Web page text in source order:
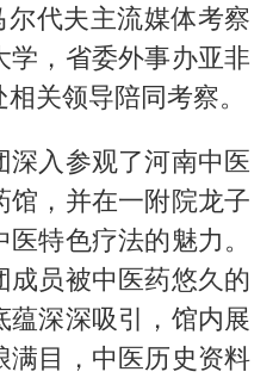
身事业高质量发展
会主席赛宋蓬逝世
民健身 共筑健康中国
代夫主流媒体考察
学，省委外事办亚非
关领导陪同考察。
深入参观了河南中医
，并在一附院龙子
特色疗法的魅力。
员被中医药悠久的
蕴深深吸引，馆内展
满目，中医历史资料